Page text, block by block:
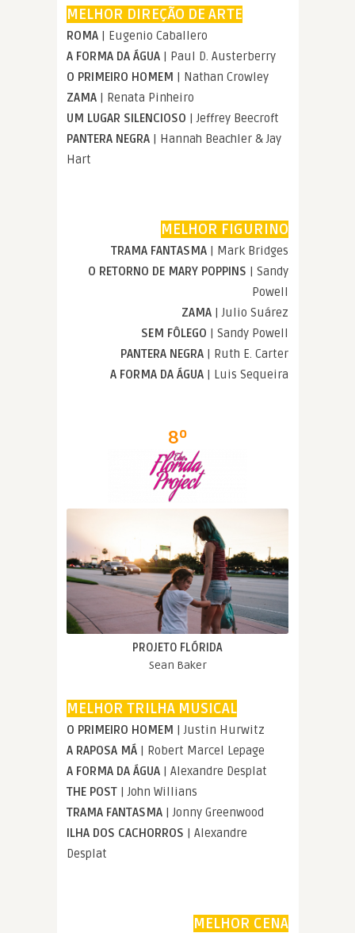
MELHOR DIREÇÃO DE ARTE
ROMA | Eugenio Caballero
A FORMA DA ÁGUA | Paul D. Austerberry
O PRIMEIRO HOMEM | Nathan Crowley
ZAMA | Renata Pinheiro
UM LUGAR SILENCIOSO | Jeffrey Beecroft
PANTERA NEGRA | Hannah Beachler & Jay
Hart
MELHOR FIGURINO
TRAMA FANTASMA | Mark Bridges
O RETORNO DE MARY POPPINS | Sandy
Powell
ZAMA | Julio Suárez
SEM FÔLEGO | Sandy Powell
PANTERA NEGRA | Ruth E. Carter
A FORMA DA ÁGUA | Luis Sequeira
8º
PROJETO FLÓRIDA
Sean Baker
MELHOR TRILHA MUSICAL
O PRIMEIRO HOMEM | Justin Hurwitz
A RAPOSA MÁ | Robert Marcel Lepage
A FORMA DA ÁGUA | Alexandre Desplat
THE POST | John Willians
TRAMA FANTASMA | Jonny Greenwood
ILHA DOS CACHORROS | Alexandre
Desplat
MELHOR CENA